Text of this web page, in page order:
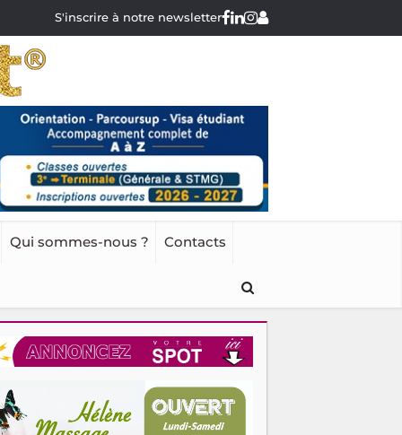
S'inscrire à notre newsletter
Qui sommes-nous ? Contacts